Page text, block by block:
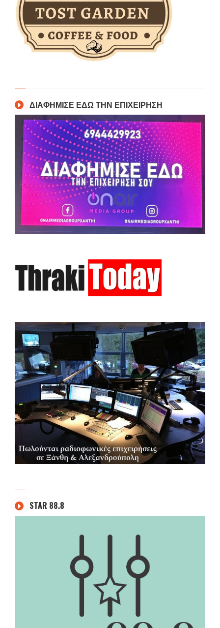
ΔΙΑΦΗΜΙΣΕ ΕΔΩ ΤΗΝ ΕΠΙΧΕΙΡΗΣΗ
STAR 88.8